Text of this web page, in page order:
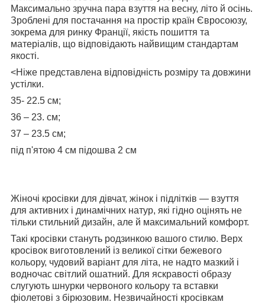
Максимально зручна пара взуття на весну, літо й осінь.
Зроблені для постачання на простір країн Євросоюзу,
зокрема для ринку Франції, якість пошиття та
матеріалів, що відповідають найвищим стандартам
якості.
<Ніже представлена відповідність розміру та довжини
устілки.
35- 22.5 см;
36 – 23. см;
37 – 23.5 см;
під п'ятою 4 см підошва 2 см
Жіночі кросівки для дівчат, жінок і підлітків — взуття
для активних і динамічних натур, які гідно оцінять не
тільки стильний дизайн, але й максимальний комфорт.
Такі кросівки стануть родзинкою вашого стилю. Верх
кросівок виготовлений із великої сітки бежевого
кольору, чудовий варіант для літа, не надто мазкий і
водночас світлий ошатний. Для яскравості образу
слугують шнурки червоного кольору та вставки
фіолетові з бірюзовим. Незвичайності кросівкам